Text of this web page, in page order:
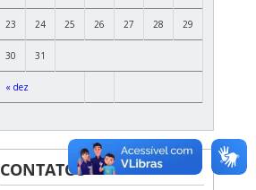
« dez
23 24 25 26 27 28 29
30 31
CONTATOS